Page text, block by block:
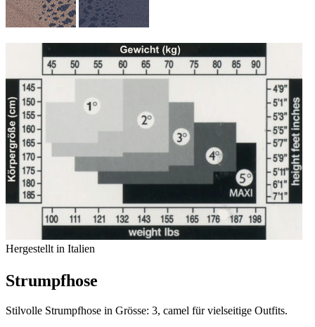
Hergestellt in Italien
Strumpfhose
Stilvolle Strumpfhose in Grösse: 3, camel für vielseitige Outfits.